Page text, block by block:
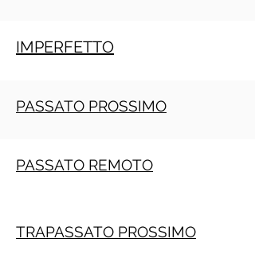
IMPERFETTO
PASSATO PROSSIMO
PASSATO REMOTO
TRAPASSATO PROSSIMO